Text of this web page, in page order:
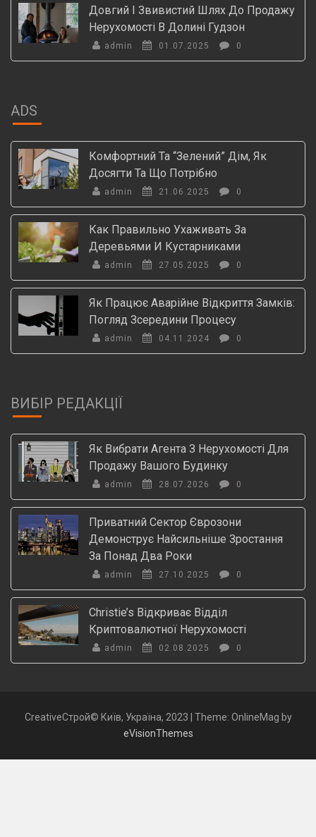
Довгий І Звивистий Шлях До Продажу
Нерухомості В Долині Гудзон
admin 01.07.2025 0
ADS
Комфортний Та “зелений” Дім, Як
Досягти Та Що Потрібно
admin 21.06.2025 0
Как Правильно Ухаживать За
Деревьями И Кустарниками
admin 27.05.2025 0
Як Працює Аварійне Відкриття Замків:
Погляд Зсередини Процесу
admin 04.11.2024 0
ВИБІР РЕДАКЦІЇ
Як Вибрати Агента З Нерухомості Для
Продажу Вашого Будинку
admin 28.07.2026 0
Приватний Сектор Єврозони
Демонструє Найсильніше Зростання
За Понад Два Роки
admin 27.10.2025 0
Christie’s Відкриває Відділ
Криптовалютної Нерухомості
admin 02.08.2025 0
CreativeСтрой© Київ, Україна, 2023
Theme: OnlineMag by
eVisionThemes